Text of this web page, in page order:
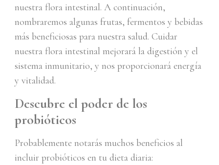
nuestra flora intestinal. A continuación,
nombraremos algunas frutas, fermentos y bebidas
más beneficiosas para nuestra salud. Cuidar
nuestra flora intestinal mejorará la digestión y el
sistema inmunitario, y nos proporcionará energía
y vitalidad.
Descubre el poder de los
probióticos
Probablemente notarás muchos beneficios al
incluir probióticos en tu dieta diaria: